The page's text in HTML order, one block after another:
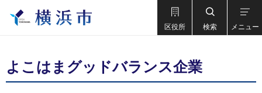
区役所 検索 メニュー
よこはまグッドバランス企業